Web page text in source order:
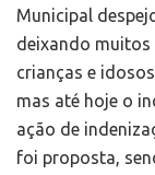
Municipal
deixando muitos
crianças e
mas até hoje o
ação de
foi proposta,